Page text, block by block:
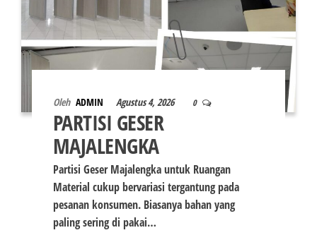
Oleh ADMIN Agustus 4, 2026 0
PARTISI GESER
MAJALENGKA
Partisi Geser Majalengka untuk Ruangan
Material cukup bervariasi tergantung pada
pesanan konsumen. Biasanya bahan yang
paling sering di pakai…